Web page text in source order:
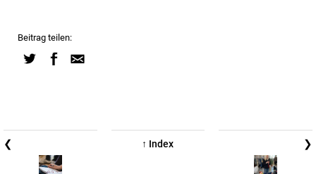
Beitrag teilen:
❮ ↑ Index ❯